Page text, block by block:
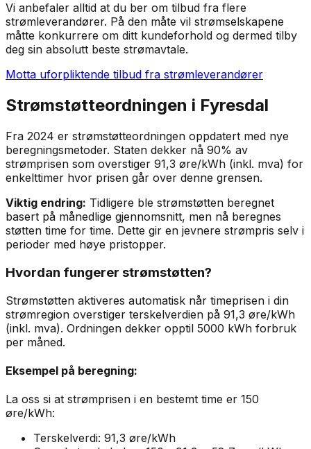
Vi anbefaler alltid at du ber om tilbud fra flere
strømleverandører. På den måte vil strømselskapene
måtte konkurrere om ditt kundeforhold og dermed tilby
deg sin absolutt beste strømavtale.
Motta uforpliktende tilbud fra strømleverandører
Strømstøtteordningen i Fyresdal
Fra 2024 er strømstøtteordningen oppdatert med nye
beregningsmetoder. Staten dekker nå 90% av
strømprisen som overstiger 91,3 øre/kWh (inkl. mva) for
enkelttimer hvor prisen går over denne grensen.
Viktig endring: Tidligere ble strømstøtten beregnet
basert på månedlige gjennomsnitt, men nå beregnes
støtten time for time. Dette gir en jevnere strømpris selv i
perioder med høye pristopper.
Hvordan fungerer strømstøtten?
Strømstøtten aktiveres automatisk når timeprisen i din
strømregion overstiger terskelverdien på 91,3 øre/kWh
(inkl. mva). Ordningen dekker opptil 5000 kWh forbruk
per måned.
Eksempel på beregning:
La oss si at strømprisen i en bestemt time er 150
øre/kWh:
Terskelverdi: 91,3 øre/kWh